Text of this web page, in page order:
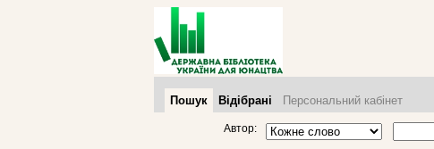
Пошук Відібрані Персональний кабінет
Автор: